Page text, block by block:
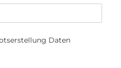
Daten